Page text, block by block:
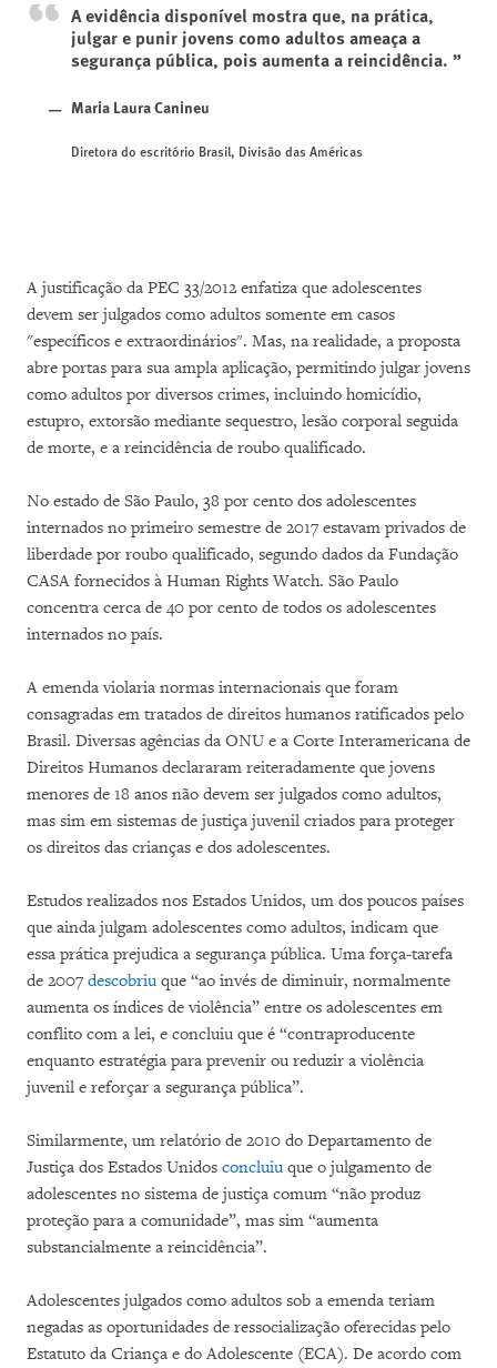
A evidência disponível mostra que, na prática,
julgar e punir jovens como adultos ameaça a
segurança pública, pois aumenta a reincidência.
Maria Laura Canineu
Diretora do escritório Brasil, Divisão das Américas
A justificação da PEC 33/2012 enfatiza que adolescentes
devem ser julgados como adultos somente em casos
"específicos e extraordinários". Mas, na realidade, a proposta
abre portas para sua ampla aplicação, permitindo julgar jovens
como adultos por diversos crimes, incluindo homicídio,
estupro, extorsão mediante sequestro, lesão corporal seguida
de morte, e a reincidência de roubo qualificado.
No estado de São Paulo, 38 por cento dos adolescentes
internados no primeiro semestre de 2017 estavam privados de
liberdade por roubo qualificado, segundo dados da Fundação
CASA fornecidos à Human Rights Watch. São Paulo
concentra cerca de 40 por cento de todos os adolescentes
internados no país.
A emenda violaria normas internacionais que foram
consagradas em tratados de direitos humanos ratificados pelo
Brasil. Diversas agências da ONU e a Corte Interamericana de
Direitos Humanos declararam reiteradamente que jovens
menores de 18 anos não devem ser julgados como adultos,
mas sim em sistemas de justiça juvenil criados para proteger
os direitos das crianças e dos adolescentes.
Estudos realizados nos Estados Unidos, um dos poucos países
que ainda julgam adolescentes como adultos, indicam que
essa prática prejudica a segurança pública. Uma força-tarefa
de 2007 descobriuque “ao invés de diminuir, normalmente
aumenta os índices de violência” entre os adolescentes em
conflito com a lei, e concluiu que é “contraproducente
enquanto estratégia para prevenir ou reduzir a violência
juvenil e reforçar a segurança pública”.
Similarmente, um relatório de 2010 do Departamento de
Justiça dos Estados Unidos concluiuque o julgamento de
adolescentes no sistema de justiça comum “não produz
proteção para a comunidade”, mas sim “aumenta
substancialmente a reincidência”.
Adolescentes julgados como adultos sob a emenda teriam
negadas as oportunidades de ressocialização oferecidas pelo
Estatuto da Criança e do Adolescente (ECA). De acordo com